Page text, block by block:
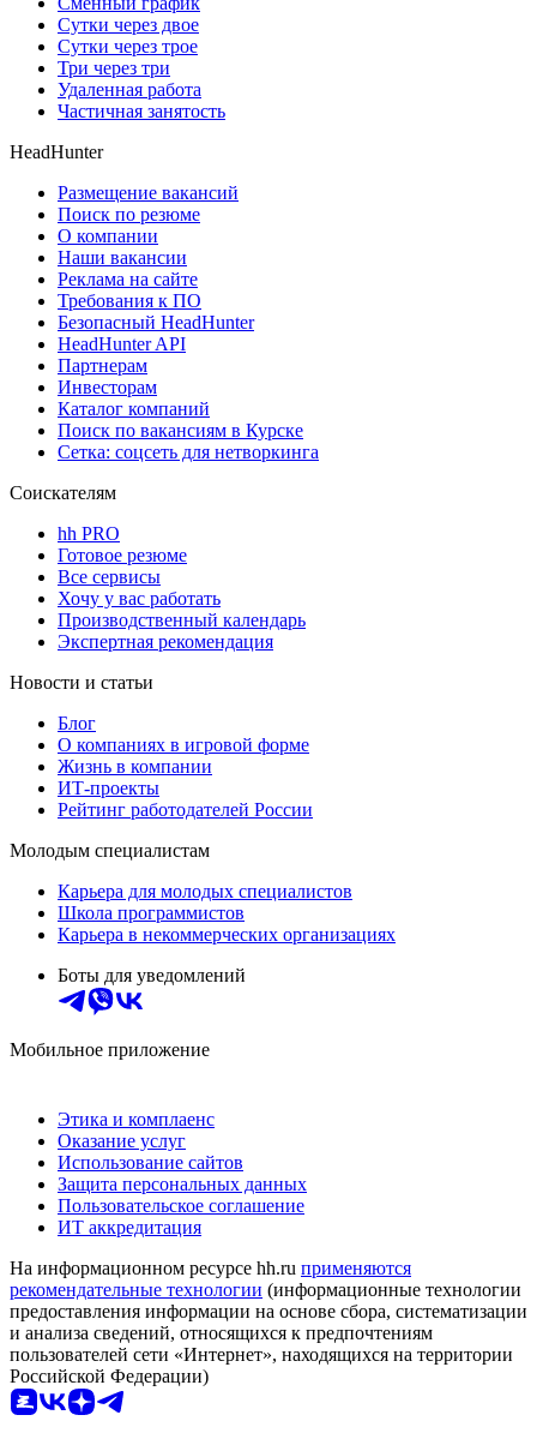
Сутки через двое
Сутки через трое
Три через три
Удаленная работа
Частичная занятость
HeadHunter
Размещение вакансий
Поиск по резюме
О компании
Наши вакансии
Реклама на сайте
Требования к ПО
Безопасный HeadHunter
HeadHunter API
Партнерам
Инвесторам
Каталог компаний
Поиск по вакансиям в Курске
Сетка: соцсеть для нетворкинга
Соискателям
hh PRO
Готовое резюме
Все сервисы
Хочу у вас работать
Производственный календарь
Экспертная рекомендация
Новости и статьи
Блог
О компаниях в игровой форме
Жизнь в компании
ИТ-проекты
Рейтинг работодателей России
Молодым специалистам
Карьера для молодых специалистов
Школа программистов
Карьера в некоммерческих организациях
Боты для уведомлений
Мобильное приложение
Этика и комплаенс
Оказание услуг
Использование сайтов
Защита персональных данных
Пользовательское соглашение
ИТ аккредитация
На информационном ресурсе hh.ru применяются
рекомендательные технологии (информационные технологии
предоставления информации на основе сбора, систематизации
и анализа сведений, относящихся к предпочтениям
пользователей сети «Интернет», находящихся на территории
Российской Федерации)